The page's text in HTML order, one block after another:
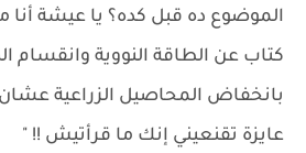
الموضوع ده قبل كده؟ يا عيشة أنا
كتاب عن الطاقة النووية وانقسام
بانخفاض المحاصيل الزراعية
عايزة تقنعيني إنك ما قرأتيش !! "